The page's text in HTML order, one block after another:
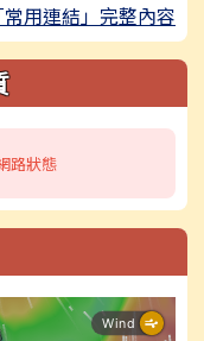
用連結」完整內容
路狀態